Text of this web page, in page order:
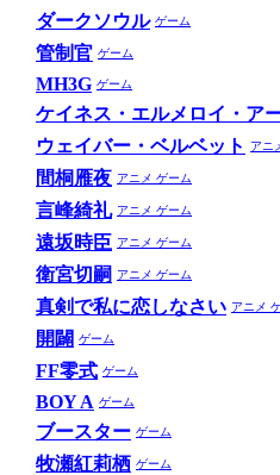
ダークソウル ゲーム
管制官 ゲーム
MH3G ゲーム
ケイネス・エルメロイ・ア
ウェイバー・ベルベット
アニ
間桐雁夜 アニメ ゲーム
言峰綺礼 アニメ ゲーム
遠坂時臣 アニメ ゲーム
衛宮切嗣 アニメ ゲーム
真剣で私に恋しなさい アニメ
開闢 ゲーム
FF零式 ゲーム
BOY A ゲーム
ブースター ゲーム
牧瀬紅莉栖 ゲーム